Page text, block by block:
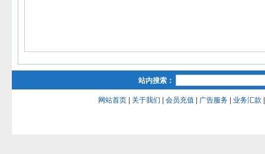
站内搜索：
网站首页 关于我们 会员充值 广告服务 业务汇款